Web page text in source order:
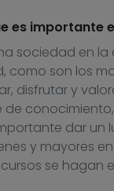
es importante
sociedad en
como son los
disfrutar y
dar
y mayores
se hagan